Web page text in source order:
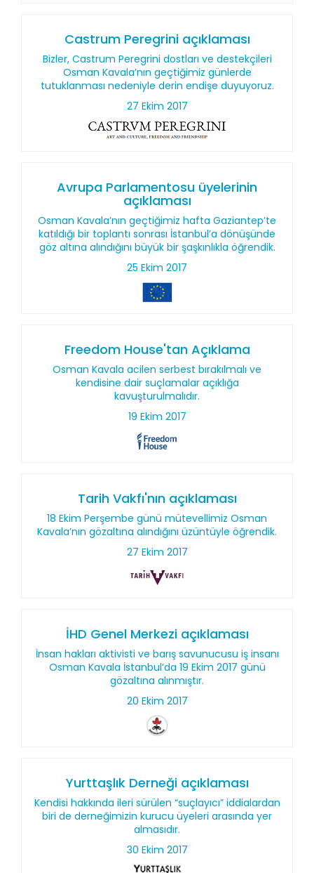
Castrum Peregrini açıklaması
Bizler, Castrum Peregrini dostları ve destekçileri
Osman Kavala’nın geçtiğimiz günlerde
tutuklanması nedeniyle derin endişe duyuyoruz.
27 Ekim 2017
Avrupa Parlamentosu üyelerinin
açıklaması
Osman Kavala’nın geçtiğimiz hafta Gaziantep’te
katıldığı bir toplantı sonrası İstanbul’a dönüşünde
göz altına alındığını büyük bir şaşkınlıkla öğrendik.
25 Ekim 2017
Freedom House'tan Açıklama
Osman Kavala acilen serbest bırakılmalı ve
kendisine dair suçlamalar açıklığa
kavuşturulmalıdır.
19 Ekim 2017
Tarih Vakfı'nın açıklaması
18 Ekim Perşembe günü mütevellimiz Osman
Kavala’nın gözaltına alındığını üzüntüyle öğrendik.
27 Ekim 2017
İHD Genel Merkezi açıklaması
İnsan hakları aktivisti ve barış savunucusu iş insanı
Osman Kavala İstanbul’da 19 Ekim 2017 günü
gözaltına alınmıştır.
20 Ekim 2017
Yurttaşlık Derneği açıklaması
Kendisi hakkında ileri sürülen “suçlayıcı” iddialardan
biri de derneğimizin kurucu üyeleri arasında yer
almasıdır.
30 Ekim 2017